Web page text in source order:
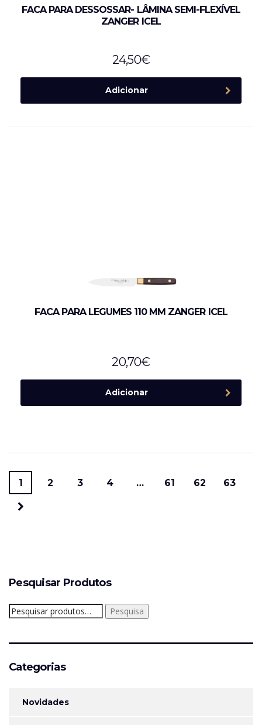
FACA PARA DESSOSSAR- LÂMINA SEMI-FLEXÍVEL
ZANGER ICEL
24,50€
Adicionar
FACA PARA LEGUMES 110 MM ZANGER ICEL
20,70€
Adicionar
1 2 3 4 … 61 62 63
Pesquisar Produtos
Pesquisar
por:
Pesquisa
Categorias
Novidades